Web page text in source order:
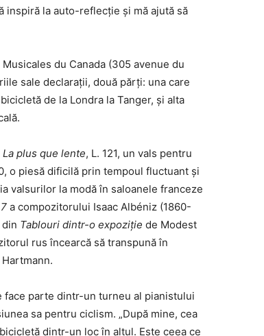
inspiră la auto-reflecție și mă ajută să
du Canada (305 avenue du
sale declarații, două părți: una care
de la Londra la Tanger, și alta
La plus que lente, L. 121, un vals pentru
o piesă dificilă prin tempoul fluctuant şi
valsurilor la modă în saloanele franceze
a compozitorului Isaac Albéniz (1860-
Tablouri dintr-o expoziție de Modest
rus încearcă să transpună în
face parte dintr-un turneu al pianistului
sa pentru ciclism. „După mine, cea
dintr-un loc în altul. Este ceea ce